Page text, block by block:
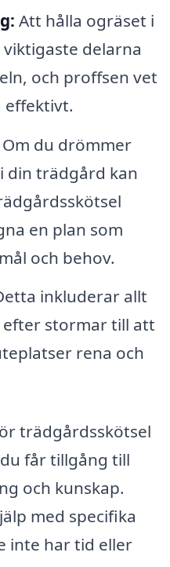
Att hålla ogräset i
viktigaste delarna
och proffsen vet
effektivt.
Om du drömmer
din trädgård kan
en plan som
och behov.
inkluderar allt
stormar till att
rena och
trädgårdsskötsel
får tillgång till
och kunskap.
med specifika
inte har tid eller